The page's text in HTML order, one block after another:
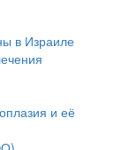
в Израиле
и её